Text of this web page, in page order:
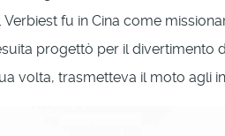
Verbiest fu in Cina come
progettò per il
volta, trasmetteva il moto agli